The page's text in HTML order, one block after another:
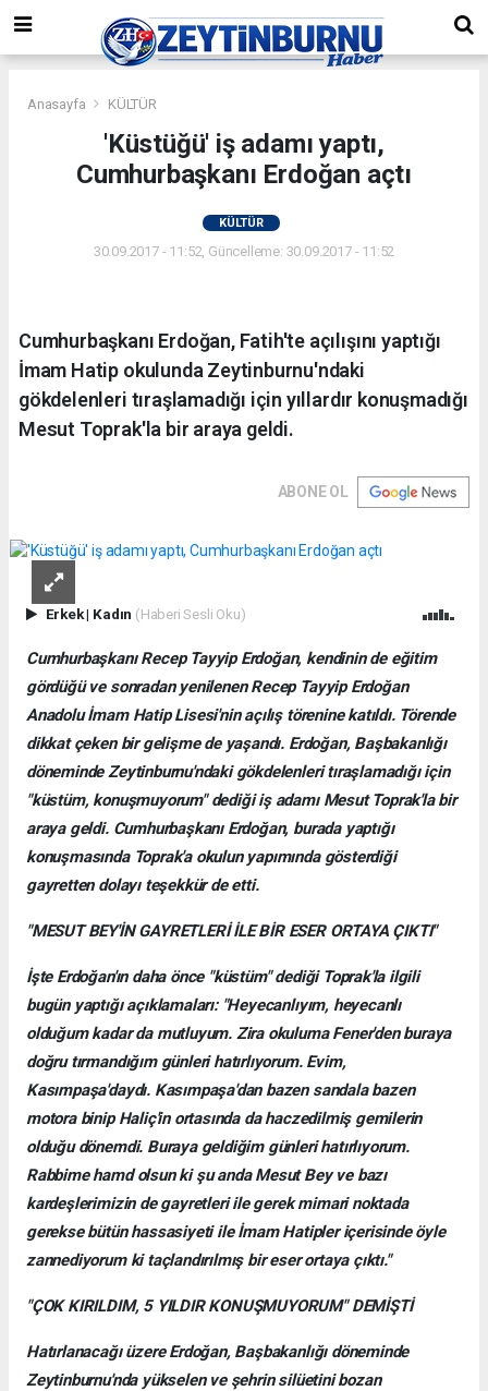
Anasayfa KÜLTÜR
'Küstüğü' iş adamı yaptı,
Cumhurbaşkanı Erdoğan açtı
KÜLTÜR
30.09.2017 - 11:52, Güncelleme: 30.09.2017 - 11:52
Cumhurbaşkanı Erdoğan, Fatih'te açılışını yaptığı
İmam Hatip okulunda Zeytinburnu'ndaki
gökdelenleri tıraşlamadığı için yıllardır konuşmadığı
Mesut Toprak'la bir araya geldi.
ABONE OL
Erkek| Kadın (Haberi Sesli Oku)
Cumhurbaşkanı Recep Tayyip Erdoğan, kendinin de eğitim
gördüğü ve sonradan yenilenen Recep Tayyip Erdoğan
Anadolu İmam Hatip Lisesi'nin açılış törenine katıldı. Törende
dikkat çeken bir gelişme de yaşandı. Erdoğan, Başbakanlığı
döneminde Zeytinburnu'ndaki gökdelenleri tıraşlamadığı için
"küstüm, konuşmuyorum" dediği iş adamı Mesut Toprak'la bir
araya geldi. Cumhurbaşkanı Erdoğan, burada yaptığı
konuşmasında Toprak'a okulun yapımında gösterdiği
gayretten dolayı teşekkür de etti.
"MESUT BEY'İN GAYRETLERİ İLE BİR ESER ORTAYA ÇIKTI"
İşte Erdoğan'ın daha önce "küstüm" dediği Toprak'la ilgili
bugün yaptığı açıklamaları: "Heyecanlıyım, heyecanlı
olduğum kadar da mutluyum. Zira okuluma Fener'den buraya
doğru tırmandığım günleri hatırlıyorum. Evim,
Kasımpaşa'daydı. Kasımpaşa'dan bazen sandala bazen
motora binip Haliç'in ortasında da haczedilmiş gemilerin
olduğu dönemdi. Buraya geldiğim günleri hatırlıyorum.
Rabbime hamd olsun ki şu anda Mesut Bey ve bazı
kardeşlerimizin de gayretleri ile gerek mimari noktada
gerekse bütün hassasiyeti ile İmam Hatipler içerisinde öyle
zannediyorum ki taçlandırılmış bir eser ortaya çıktı."
"ÇOK KIRILDIM, 5 YILDIR KONUŞMUYORUM" DEMİŞTİ
Hatırlanacağı üzere Erdoğan, Başbakanlığı döneminde
Zeytinburnu'nda yükselen ve şehrin silüetini bozan